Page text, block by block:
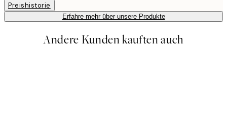
Preishistorie
Erfahre mehr über unsere Produkte
Andere Kunden kauften auch